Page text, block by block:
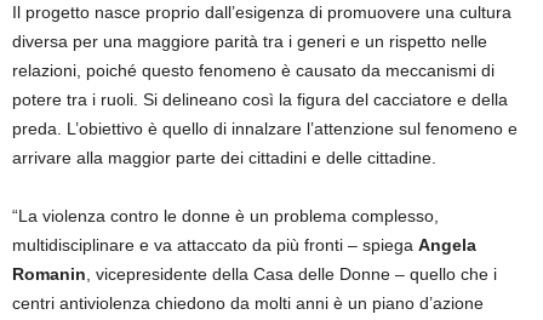
Il progetto nasce proprio dall’esigenza di promuovere una cultura
diversa per una maggiore parità tra i generi e un rispetto nelle
relazioni, poiché questo fenomeno è causato da meccanismi di
potere tra i ruoli. Si delineano così la figura del cacciatore e della
preda. L’obiettivo è quello di innalzare l’attenzione sul fenomeno e
arrivare alla maggior parte dei cittadini e delle cittadine.
“La violenza contro le donne è un problema complesso,
multidisciplinare e va attaccato da più fronti – spiega Angela
Romanin , vicepresidente della Casa delle Donne – quello che i
centri antiviolenza chiedono da molti anni è un piano d’azione